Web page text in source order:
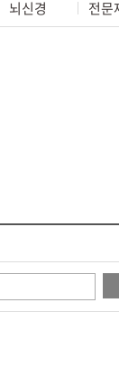
뇌신경 전문